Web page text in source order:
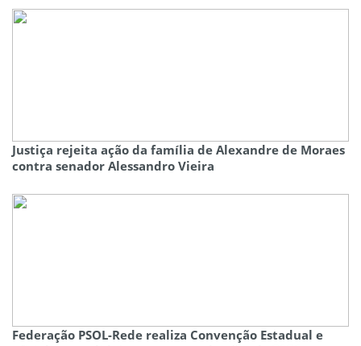
Justiça rejeita ação da família de Alexandre de Moraes
contra senador Alessandro Vieira
Federação PSOL-Rede realiza Convenção Estadual e